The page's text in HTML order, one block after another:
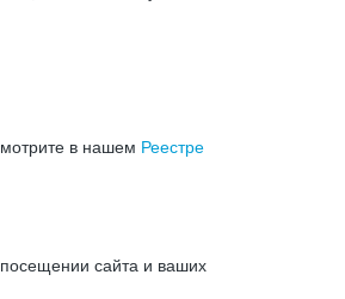
в нашем Реестре
сайта и ваших